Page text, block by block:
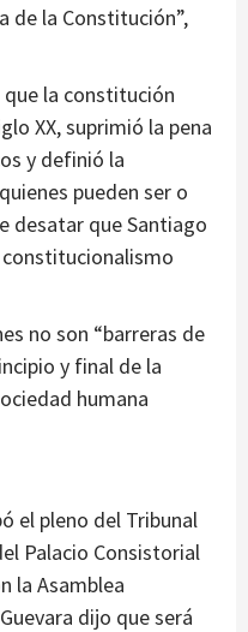
de la Constitución”,
la constitución
XX, suprimió la pena
y definió la
pueden ser o
desatar que Santiago
no son “barreras de
y final de la
humana
el pleno del Tribunal
Palacio Consistorial
la Asamblea
dijo que será